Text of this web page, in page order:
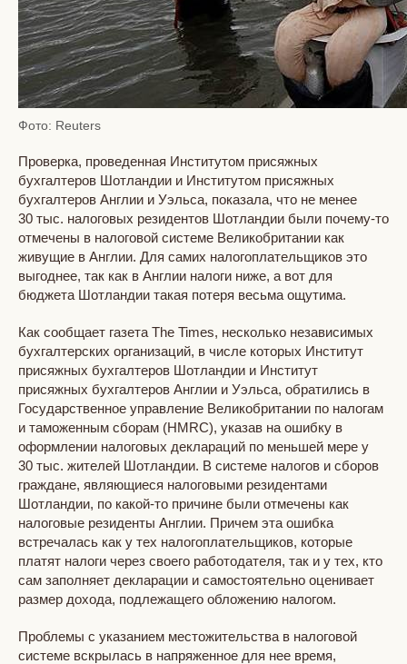
Фото: Reuters
Проверка, проведенная Институтом присяжных
бухгалтеров Шотландии и Институтом присяжных
бухгалтеров Англии и Уэльса, показала, что не менее
30 тыс. налоговых резидентов Шотландии были почему-то
отмечены в налоговой системе Великобритании как
живущие в Англии. Для самих налогоплательщиков это
выгоднее, так как в Англии налоги ниже, а вот для
бюджета Шотландии такая потеря весьма ощутима.
Как сообщает газета The Times, несколько независимых
бухгалтерских организаций, в числе которых Институт
присяжных бухгалтеров Шотландии и Институт
присяжных бухгалтеров Англии и Уэльса, обратились в
Государственное управление Великобритании по налогам
и таможенным сборам (HMRC), указав на ошибку в
оформлении налоговых деклараций по меньшей мере у
30 тыс. жителей Шотландии. В системе налогов и сборов
граждане, являющиеся налоговыми резидентами
Шотландии, по какой-то причине были отмечены как
налоговые резиденты Англии. Причем эта ошибка
встречалась как у тех налогоплательщиков, которые
платят налоги через своего работодателя, так и у тех, кто
сам заполняет декларации и самостоятельно оценивает
размер дохода, подлежащего обложению налогом.
Проблемы с указанием местожительства в налоговой
системе вскрылась в напряженное для нее время,